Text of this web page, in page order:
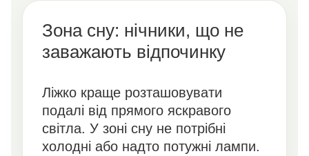
Зона сну: нічники, що не
заважають відпочинку
Ліжко краще розташовувати
подалі від прямого яскравого
світла. У зоні сну не потрібні
холодні або надто потужні лампи.